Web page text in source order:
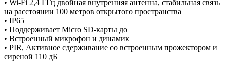
• Wi-Fi 2,4 ГГц двойная внутренняя антенна, стабильная связь
на расстоянии 100 метров открытого пространства
• IP65
• Поддерживает Micro SD-карты до
• Встроенный микрофон и динамик
• PIR, Активное сдерживание со встроенным прожектором и
сиреной 110 дБ